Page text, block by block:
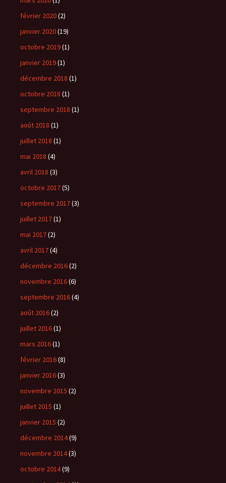
février 2020(2)
janvier 2020(19)
octobre 2019(1)
janvier 2019(1)
décembre 2018 (1)
octobre 2018 (1)
septembre 2018 (1)
août 2018 (1)
juillet 2018 (1)
mai 2018 (4)
avril 2018 (3)
octobre 2017(5)
septembre 2017(3)
juillet 2017(1)
mai 2017(2)
avril 2017(4)
décembre 2016(2)
novembre 2016(6)
septembre 2016(4)
août 2016(2)
juillet 2016(1)
mars 2016(1)
février 2016(8)
janvier 2016(3)
novembre 2015 (2)
juillet 2015 (1)
janvier 2015 (2)
décembre 2014(9)
novembre 2014(3)
octobre 2014(9)